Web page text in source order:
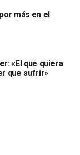
más en el
«El que quiera
que sufrir»